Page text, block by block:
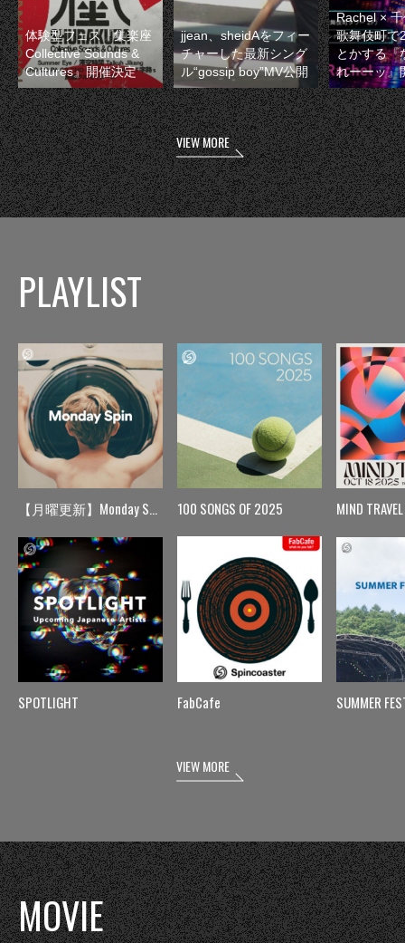
体験型フェス『集楽座
Collective Sounds &
Cultures』開催決定
jjean、sheidAをフィー
チャーした最新シング
ル“gossip boy”MV公開
Rachel ×
歌舞伎町で
とかする『
れーーッ』
VIEW MORE
PLAYLIST
【月曜更新】Monday Spin
SPOTLIGHT
100 SONGS OF 2025
FabCafe
MIND TRAVEL
SUMMER
VIEW MORE
MOVIE